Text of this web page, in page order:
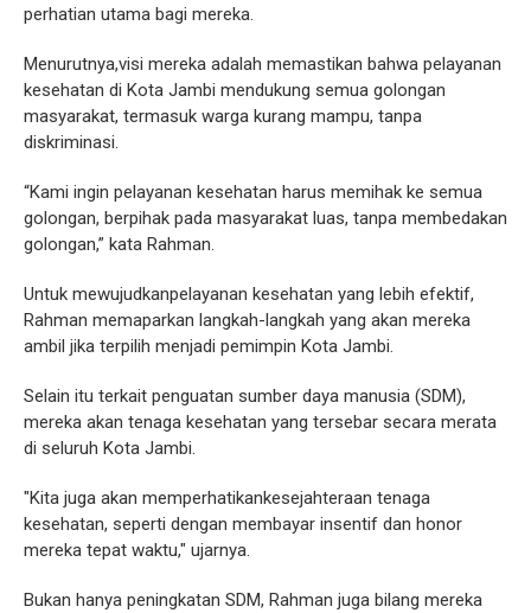
perhatian utama bagi mereka.
Menurutnya,visi mereka adalah memastikan bahwa pelayanan
kesehatan di Kota Jambi mendukung semua golongan
masyarakat, termasuk warga kurang mampu, tanpa
diskriminasi.
“Kami ingin pelayanan kesehatan harus memihak ke semua
golongan, berpihak pada masyarakat luas, tanpa membedakan
golongan,” kata Rahman.
Untuk mewujudkanpelayanan kesehatan yang lebih efektif,
Rahman memaparkan langkah-langkah yang akan mereka
ambil jika terpilih menjadi pemimpin Kota Jambi.
Selain itu terkait penguatan sumber daya manusia (SDM),
mereka akan tenaga kesehatan yang tersebar secara merata
di seluruh Kota Jambi.
"Kita juga akan memperhatikankesejahteraan tenaga
kesehatan, seperti dengan membayar insentif dan honor
mereka tepat waktu," ujarnya.
Bukan hanya peningkatan SDM, Rahman juga bilang mereka